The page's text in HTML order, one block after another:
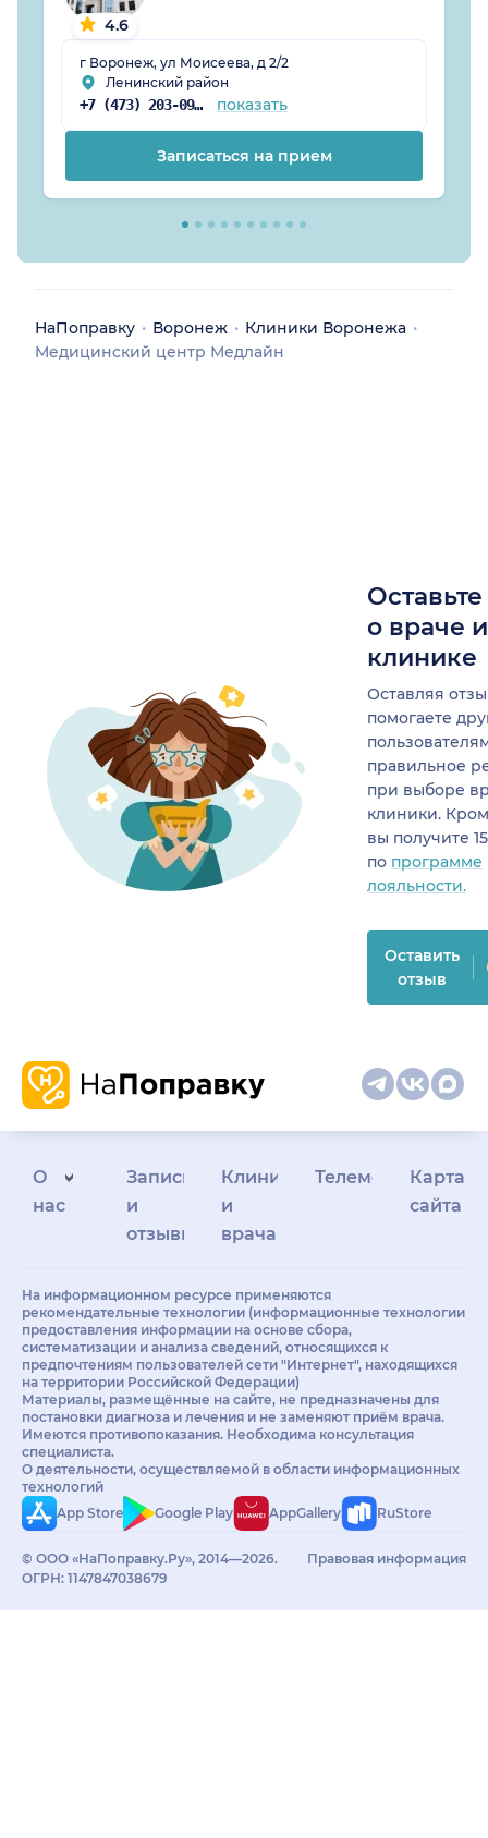
4.6
г Воронеж, ул Моисеева, д 2/2
Ленинский район
+7 (473) 203-09-54 показать
Записаться на прием
НаПоправку Воронеж
Клиники Воронежа
Медицинский центр Медлайн
о враче
клинике
Оставляя
помогаете
правильное
при выборе
клиники.
вы получите
по программе
лояльности.
Оставить
отзыв
О
нас
Запись
и
отзывы
Клиникам
и
врачам
Телемедицина
Карта
сайта
На информационном ресурсе применяются
рекомендательные технологии (информационные технологии
предоставления информации на основе сбора,
систематизации и анализа сведений, относящихся к
предпочтениям пользователей сети "Интернет", находящихся
на территории Российской Федерации)
Материалы, размещённые на сайте, не предназначены для
постановки диагноза и лечения и не заменяют приём врача.
Имеются противопоказания. Необходима консультация
специалиста.
О деятельности, осуществляемой в области информационных
технологий
App Store
Google Play AppGallery RuStore
© ООО «НаПоправку.Ру», 2014—2026.
ОГРН: 1147847038679
Правовая информация